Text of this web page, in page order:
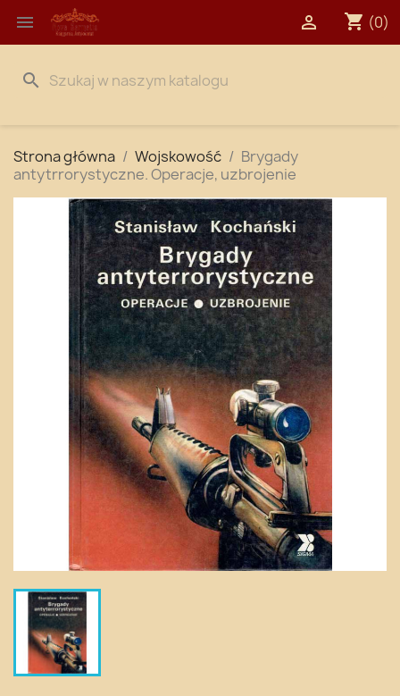
 shopping_cart (0)

search
Strona główna Wojskowość
Brygady
antytrrorystyczne. Operacje, uzbrojenie